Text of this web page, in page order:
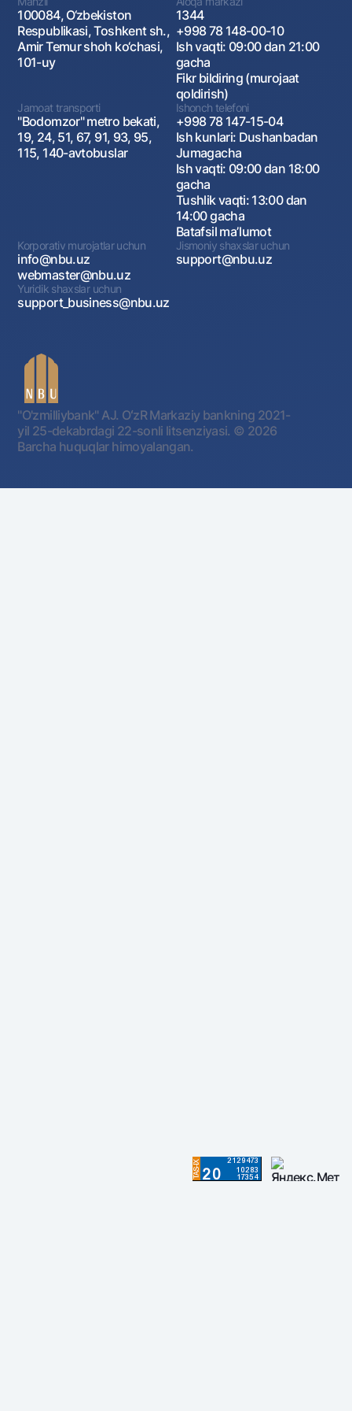
100084, O‘zbekiston
Respublikasi, Toshkent sh.,
Amir Temur shoh ko‘chasi,
101-uy
1344
+998 78 148-00-10
Ish vaqti: 09:00 dan 21:00
gacha
Fikr bildiring (murojaat
qoldirish)
Jamoat transporti
"Bodomzor" metro bekati,
19, 24, 51, 67, 91, 93, 95,
115, 140-avtobuslar
Ishonch telefoni
+998 78 147-15-04
Ish kunlari: Dushanbadan
Jumagacha
Ish vaqti: 09:00 dan 18:00
gacha
Tushlik vaqti: 13:00 dan
14:00 gacha
Batafsil maʼlumot
Korporativ murojatlar uchun
info@nbu.uz
webmaster@nbu.uz
Jismoniy shaxslar uchun
support@nbu.uz
Yuridik shaxslar uchun
support_business@nbu.uz
"O'zmilliybank" AJ. OʻzR Markaziy bankning 2021-
yil 25-dekabrdagi 22-sonli litsenziyasi. © 2026
Barcha huquqlar himoyalangan.